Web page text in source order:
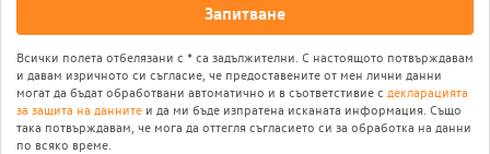
Запитване
Всички полета отбелязани с * са задължителни. С настоящото потвърждавам
и давам изричното си съгласие, че предоставените от мен лични данни
могат да бъдат обработвани автоматично и в съответстивие с декларацията
за защита на данните и да ми бъде изпратена исканата информация. Също
така потвърждавам, че мога да оттегля съгласието си за обработка на данни
по всяко време.